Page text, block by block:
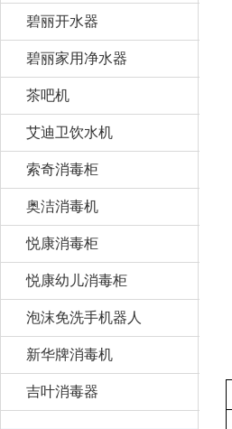
碧丽开水器
碧丽家用净水器
茶吧机
艾迪卫饮水机
索奇消毒柜
奥洁消毒机
悦康消毒柜
悦康幼儿消毒柜
泡沫免洗手机器人
新华牌消毒机
吉叶消毒器